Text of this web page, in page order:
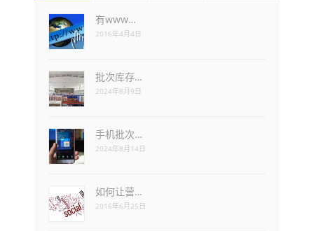
有www…
2016年4月4日
批次库存…
2024年8月9日
手机批次…
2024年8月14日
如何让营…
2016年6月25日